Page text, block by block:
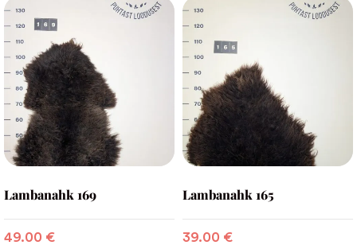
Lambanahk 169
49.00 €
Lambanahk 165
39.00 €